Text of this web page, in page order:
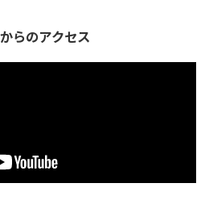
らのアクセス